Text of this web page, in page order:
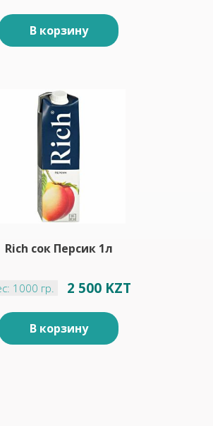
В корзину
Rich сок Персик 1л
1000 гр. 2 500 KZT
В корзину